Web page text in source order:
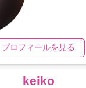
プロフィールを見る
keiko